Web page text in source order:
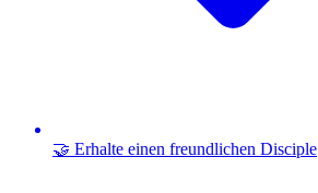
🤝 Erhalte einen freundlichen Disciple